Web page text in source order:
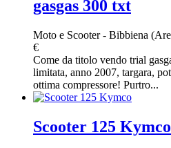
gasgas 300 txt
Moto e Scooter- Bibbiena
€
Come da titolo vendo trial
limitata, anno 2007, targara,
ottima compressore! Purtro...
Scooter 125 Kymco